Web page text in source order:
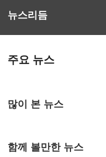
뉴스리듬
주요 뉴스
많이 본 뉴스
함께 볼만한 뉴스